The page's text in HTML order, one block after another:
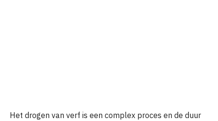
Het drogen van verf is een complex proces en de duur